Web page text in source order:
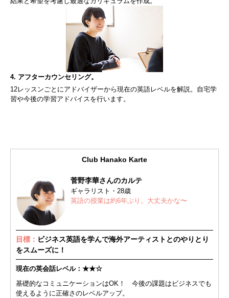
4. アフターカウンセリング。
12レッスンごとにアドバイザーから現在の英語レベルを解説。自宅学
習や今後の学習アドバイスを行います。
Club Hanako Karte
菅野李華さんのカルテ
ギャラリスト・28歳
英語の授業は約6年ぶり。大丈夫かな〜
目標： ビジネス英語を学んで海外アーティストとのやりとり
をスムーズに！
現在の英会話レベル：★★☆
基礎的なコミュニケーションはOK！ 今後の課題はビジネスでも
使えるように正確さのレベルアップ。